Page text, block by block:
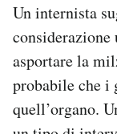
Un internista
asportare la
probabile che i
quell’organo.